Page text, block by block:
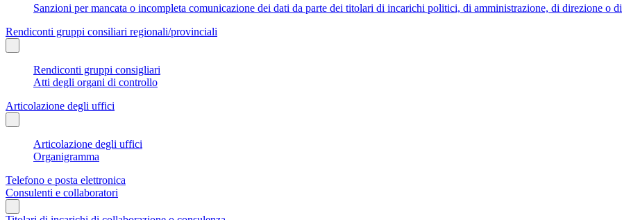
Sanzioni per mancata o incompleta comunicazione dei dati da parte dei titolari di incarichi politici, di amministrazione, di direzione o
Rendiconti gruppi consiliari regionali/provinciali
Rendiconti gruppi consigliari
Atti degli organi di controllo
Articolazione degli uffici
Articolazione degli uffici
Organigramma
Telefono e posta elettronica
Consulenti e collaboratori